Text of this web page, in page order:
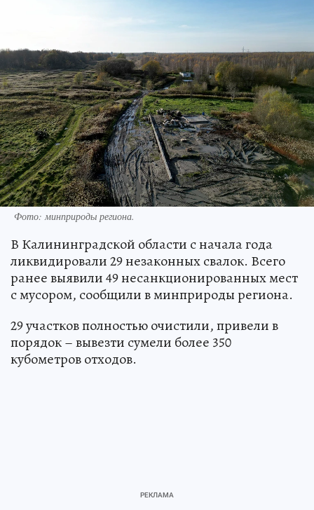
Фото: минприроды региона.
В Калининградской области с начала года
ликвидировали 29 незаконных свалок. Всего
ранее выявили 49 несанкционированных мест
с мусором, сообщили в минприроды региона.
29 участков полностью очистили, привели в
порядок – вывезти сумели более 350
кубометров отходов.